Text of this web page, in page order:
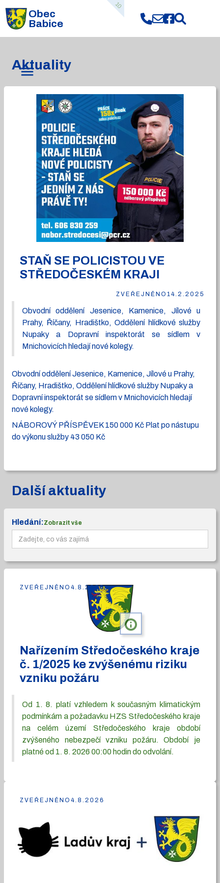
Obec
Babice
10
Aktuality
STAŇ SE POLICISTOU VE
STŘEDOČESKÉM KRAJI
ZVEŘEJNĚNO 14.2.2025
Obvodní oddělení Jesenice, Kamenice, Jílové u
Prahy, Říčany, Hradištko, Oddělení hlídkové služby
Nupaky a Dopravní inspektorát se sídlem v
Mnichovicích hledají nové kolegy.
Obvodní oddělení Jesenice, Kamenice, Jílové u Prahy,
Říčany, Hradištko, Oddělení hlídkové služby Nupaky a
Dopravní inspektorát se sídlem v Mnichovicích hledají
nové kolegy.
NÁBOROVÝ PŘÍSPĚVEK 150 000 Kč Plat po nástupu
do výkonu služby 43 050 Kč
Další aktuality
Hledání:Zobrazit vše
info
Nařízením Středočeského kraje
č. 1/2025 ke zvýšenému riziku
vzniku požáru
Od 1. 8. platí vzhledem k současným klimatickým
podmínkám a požadavku HZS Středočeského kraje
na celém území Středočeského kraje období
zvýšeného nebezpečí vzniku požáru. Období je
platné od 1. 8. 2026 00:00 hodin do odvolání.
ZVEŘEJNĚNO 4.8.2026
ZVEŘEJNĚNO 4.8.2026